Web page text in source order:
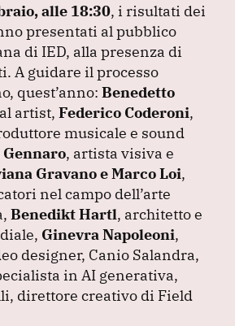
alle 18:30, i risultati dei
presentati al pubblico
di IED, alla presenza di
A guidare il processo
quest’anno: Benedetto
artist, Federico Coderoni,
musicale e sound
Gennaro, artista visiva e
Gravano e Marco Loi,
nel campo dell’arte
Benedikt Hartl, architetto e
Ginevra Napoleoni,
designer, Canio Salandra,
in AI generativa,
direttore creativo di Field